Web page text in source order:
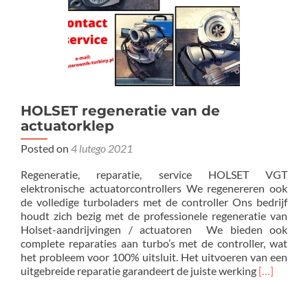
HOLSET regeneratie van de
actuatorklep
Posted on 4 lutego 2021
Regeneratie, reparatie, service HOLSET VGT
elektronische actuatorcontrollers We regenereren ook
de volledige turboladers met de controller Ons bedrijf
houdt zich bezig met de professionele regeneratie van
Holset-aandrijvingen / actuatoren We bieden ook
complete reparaties aan turbo’s met de controller, wat
het probleem voor 100% uitsluit. Het uitvoeren van een
uitgebreide reparatie garandeert de juiste werking Read
[…]